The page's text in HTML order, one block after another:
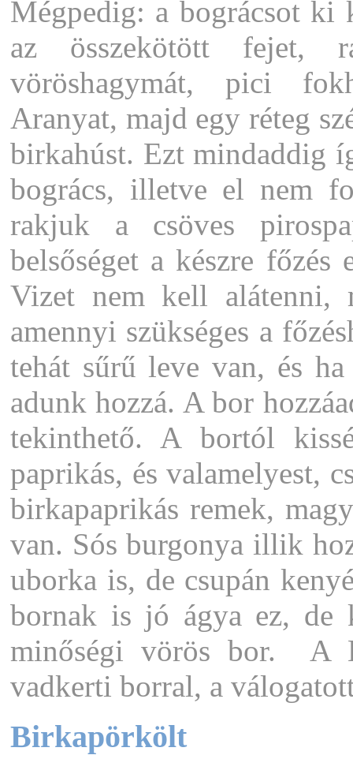
Mégpedig: a bográcsot
az összekötött fejet,
vöröshagymát, pici
Aranyat, majd egy réteg
birkahúst. Ezt mindaddig
bogrács, illetve el nem
rakjuk a csöves
belsőséget a készre
Vizet nem kell alátenni,
amennyi szükséges a
tehát sűrű leve van, és
adunk hozzá. A bor
tekinthető. A bortól
paprikás, és valamelyest,
birkapaprikás remek,
van. Sós burgonya illik
uborka is, de csupán
bornak is jó ágya ez, de
minőségi vörös bor. A
vadkerti borral, a
Birkapörkölt